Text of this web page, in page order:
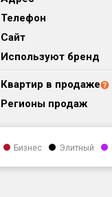
Телефон
Сайт
Используют бренд
Квартир в продаже
Регионы продаж
Бизнес Элитный